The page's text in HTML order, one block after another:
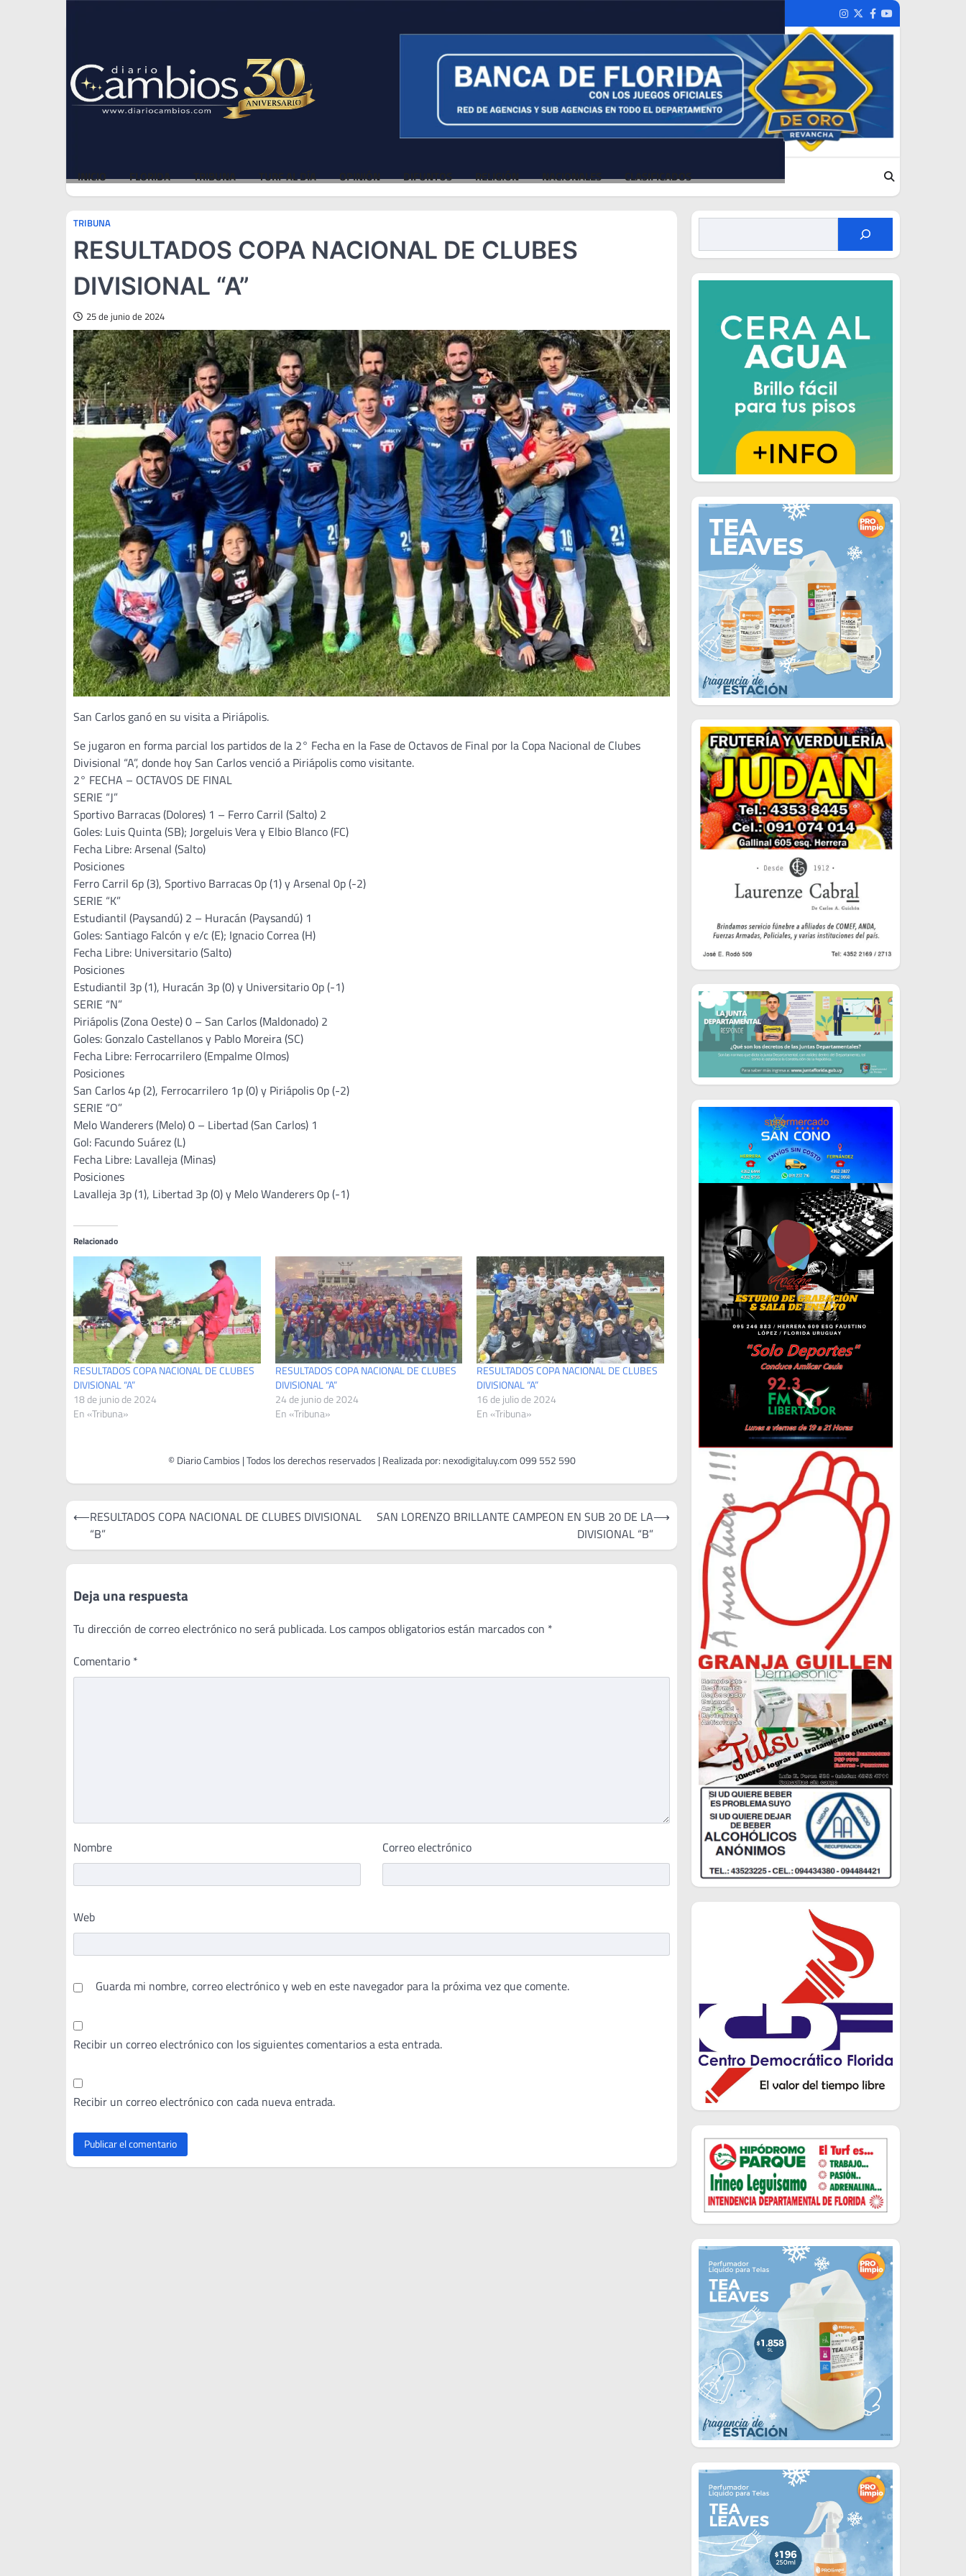
Instagram
TwitterFacebook
Youtube
INICIO FLORIDA TRIBUNA TURF AL DÍA OPINIÓN DIFUNTOS RELIGIÓN NACIONALES CLASIFICADOS
TRIBUNA
RESULTADOS COPA NACIONAL DE CLUBES
DIVISIONAL “A”
25 de junio de 2024
San Carlos ganó en su visita a Piriápolis.
Se jugaron en forma parcial los partidos de la 2° Fecha en la Fase de Octavos de Final por la Copa Nacional de Clubes
Divisional “A”, donde hoy San Carlos venció a Piriápolis como visitante.
2° FECHA – OCTAVOS DE FINAL
SERIE “J”
Sportivo Barracas (Dolores) 1 – Ferro Carril (Salto) 2
Goles: Luis Quinta (SB); Jorgeluis Vera y Elbio Blanco (FC)
Fecha Libre: Arsenal (Salto)
Posiciones
Ferro Carril 6p (3), Sportivo Barracas 0p (1) y Arsenal 0p (-2)
SERIE “K”
Estudiantil (Paysandú) 2 – Huracán (Paysandú) 1
Goles: Santiago Falcón y e/c (E); Ignacio Correa (H)
Fecha Libre: Universitario (Salto)
Posiciones
Estudiantil 3p (1), Huracán 3p (0) y Universitario 0p (-1)
SERIE “N”
Piriápolis (Zona Oeste) 0 – San Carlos (Maldonado) 2
Goles: Gonzalo Castellanos y Pablo Moreira (SC)
Fecha Libre: Ferrocarrilero (Empalme Olmos)
Posiciones
San Carlos 4p (2), Ferrocarrilero 1p (0) y Piriápolis 0p (-2)
SERIE “O”
Melo Wanderers (Melo) 0 – Libertad (San Carlos) 1
Gol: Facundo Suárez (L)
Fecha Libre: Lavalleja (Minas)
Posiciones
Lavalleja 3p (1), Libertad 3p (0) y Melo Wanderers 0p (-1)
Relacionado
RESULTADOS COPA NACIONAL DE CLUBES
DIVISIONAL “A”
18 de junio de 2024
En «Tribuna»
RESULTADOS COPA NACIONAL DE CLUBES
DIVISIONAL “A”
24 de junio de 2024
En «Tribuna»
RESULTADOS COPA NACIONAL DE CLUBES
DIVISIONAL “A”
16 de julio de 2024
En «Tribuna»
Navegación
entradas
⟵RESULTADOS COPA NACIONAL DE CLUBES DIVISIONAL
“B”
SAN LORENZO BRILLANTE CAMPEON EN SUB 20 DE LA
DIVISIONAL “B”
⟶
Deja una respuesta
Tu dirección de correo electrónico no será publicada. Los campos obligatorios están marcados con *
Comentario *
Nombre Correo electrónico
Web
Guarda mi nombre, correo electrónico y web en este navegador para la próxima vez que comente.
Recibir un correo electrónico con los siguientes comentarios a esta entrada.
Recibir un correo electrónico con cada nueva entrada.